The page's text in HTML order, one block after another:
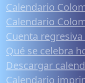
Calendario
Calendario
Cuenta
Qué se celebra
Descargar
Calendario